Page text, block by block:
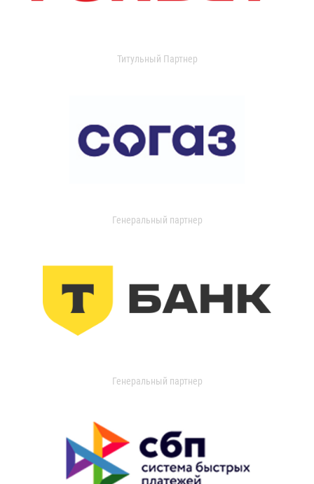
Титульный Партнер
Генеральный партнер
Генеральный партнер